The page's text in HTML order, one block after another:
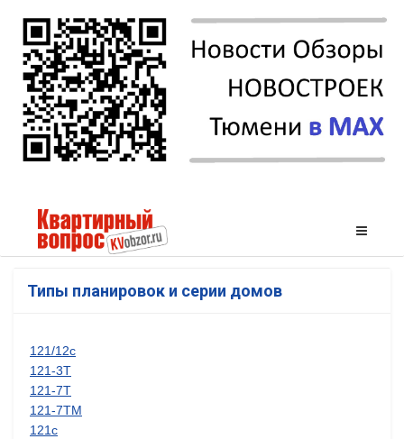
Типы планировок и серии домов
121/12с
121-3Т
121-7Т
121-7ТМ
121с